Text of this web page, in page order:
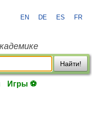
EN DE ES FR
Найти!
Игры ⚽